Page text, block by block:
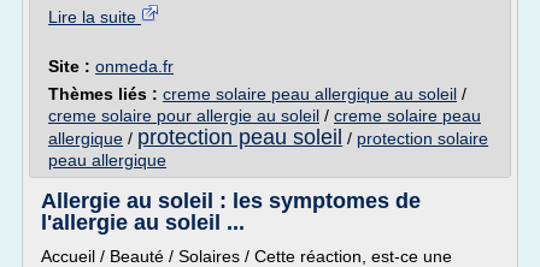
Lire la suite
Site : onmeda.fr
Thèmes liés : creme solaire peau allergique au soleil /
creme solaire pour allergie au soleil / creme solaire peau
allergique / protection peau soleil / protection solaire
peau allergique
Allergie au soleil : les symptomes de
l'allergie au soleil ...
Accueil / Beauté / Solaires / Cette réaction, est-ce une